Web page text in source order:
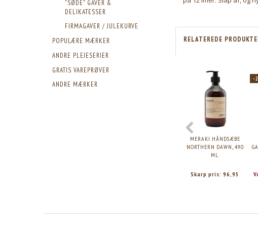
"SØDE" GAVER &
DELIKATESSER
FIRMAGAVER / JULEKURVE
POPULÆRE MÆRKER
ANDRE PLEJESERIER
GRATIS VAREPRØVER
ANDRE MÆRKER
RELATEREDE
MERAKI HÅNDSÆBE
NORTHERN DAWN, 490
ML.
Skarp pris:96,95
-